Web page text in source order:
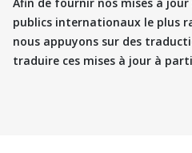
Afin de fournir nos mises à jour
publics internationaux le plus
nous appuyons sur des
traduire ces mises à jour à